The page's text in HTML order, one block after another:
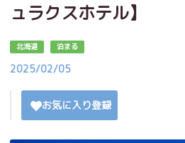
ュラクスホテル】
北海道 泊まる
2025/02/05
お気に入り登録